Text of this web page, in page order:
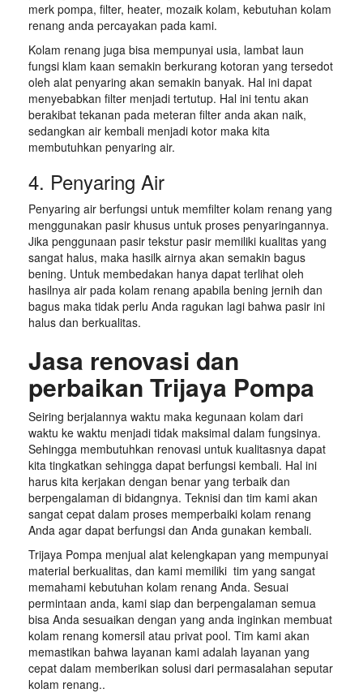
merk pompa, filter, heater, mozaik kolam, kebutuhan kolam
renang anda percayakan pada kami.
Kolam renang juga bisa mempunyai usia, lambat laun
fungsi klam kaan semakin berkurang kotoran yang tersedot
oleh alat penyaring akan semakin banyak. Hal ini dapat
menyebabkan filter menjadi tertutup. Hal ini tentu akan
berakibat tekanan pada meteran filter anda akan naik,
sedangkan air kembali menjadi kotor maka kita
membutuhkan penyaring air.
4. Penyaring Air
Penyaring air berfungsi untuk memfilter kolam renang yang
menggunakan pasir khusus untuk proses penyaringannya.
Jika penggunaan pasir tekstur pasir memiliki kualitas yang
sangat halus, maka hasilk airnya akan semakin bagus
bening. Untuk membedakan hanya dapat terlihat oleh
hasilnya air pada kolam renang apabila bening jernih dan
bagus maka tidak perlu Anda ragukan lagi bahwa pasir ini
halus dan berkualitas.
Jasa renovasi dan
perbaikan Trijaya Pompa
Seiring berjalannya waktu maka kegunaan kolam dari
waktu ke waktu menjadi tidak maksimal dalam fungsinya.
Sehingga membutuhkan renovasi untuk kualitasnya dapat
kita tingkatkan sehingga dapat berfungsi kembali. Hal ini
harus kita kerjakan dengan benar yang terbaik dan
berpengalaman di bidangnya. Teknisi dan tim kami akan
sangat cepat dalam proses memperbaiki kolam renang
Anda agar dapat berfungsi dan Anda gunakan kembali.
Trijaya Pompa menjual alat kelengkapan yang mempunyai
material berkualitas, dan kami memiliki tim yang sangat
memahami kebutuhan kolam renang Anda. Sesuai
permintaan anda, kami siap dan berpengalaman semua
bisa Anda sesuaikan dengan yang anda inginkan membuat
kolam renang komersil atau privat pool. Tim kami akan
memastikan bahwa layanan kami adalah layanan yang
cepat dalam memberikan solusi dari permasalahan seputar
kolam renang..